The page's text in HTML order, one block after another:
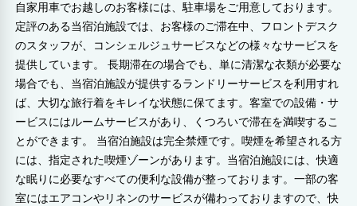
自家用車でお越しのお客様には、駐車場をご用意しております。
定評のある当宿泊施設では、お客様のご滞在中、フロントデスク
のスタッフが、コンシェルジュサービスなどの様々なサービスを
提供しています。 長期滞在の場合でも、単に清潔な衣類が必要な
場合でも、当宿泊施設が提供するランドリーサービスを利用すれ
ば、大切な旅行着をキレイな状態に保てます。客室での設備・サ
ービスにはルームサービスがあり、くつろいで滞在を満喫するこ
とができます。 当宿泊施設は完全禁煙です。喫煙を希望される方
には、指定された喫煙ゾーンがあります。当宿泊施設には、快適
な眠りに必要なすべての便利な設備が整っております。一部の客
室にはエアコンやリネンのサービスが備わっておりますので、快